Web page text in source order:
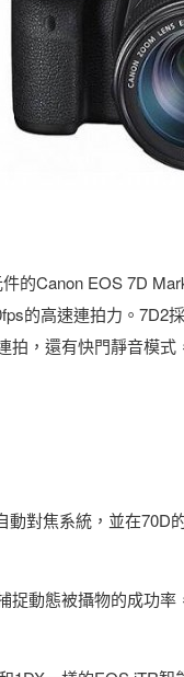
的Canon EOS 7D
的高速連拍力。
，還有快門靜音模
對焦系統，並在
動態被攝物的成功